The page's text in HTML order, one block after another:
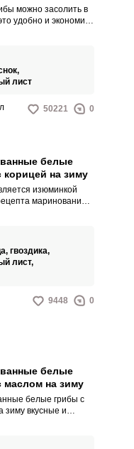
можно засолить в
удобно и экономит
просаливания
до недели.
лист
50221 0
белые
корицей на зиму
изюминкой
маринования
гвоздика,
лист,
9448 0
белые
маслом на зиму
белые грибы с
зиму вкусные и